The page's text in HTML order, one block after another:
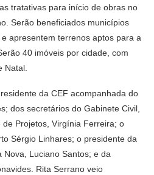
tratativas para início de obras no
Serão beneficiados municípios
apresentem terrenos aptos para a
40 imóveis por cidade, com
Natal.
da CEF acompanhada do
dos secretários do Gabinete Civil,
de Projetos, Virgínia Ferreira; o
Sérgio Linhares; o presidente da
Luciano Santos; e da
Rita Serrano veio